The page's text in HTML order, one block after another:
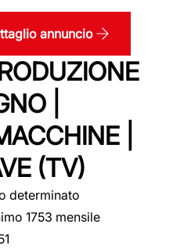
annuncio
|
|
(TV)
determinato
1753 mensile